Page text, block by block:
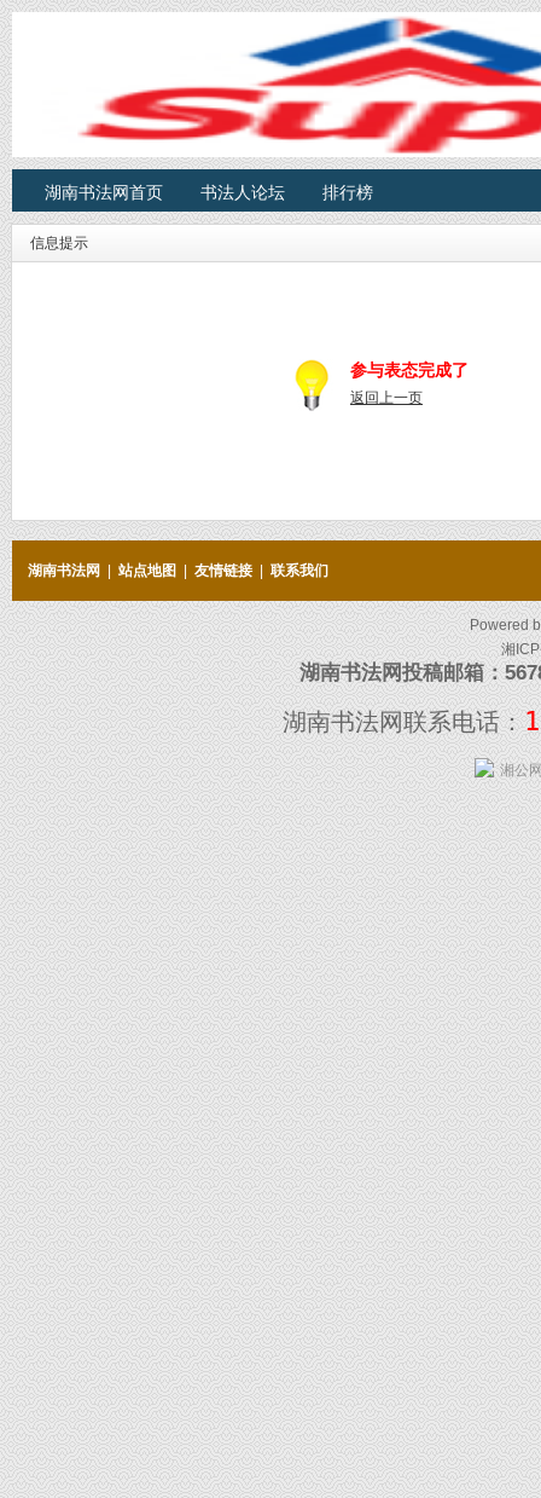
湖南书法网首页 书法人论坛 排行榜
信息提示
参与表态完成了
返回上一页
湖南书法网 站点地图 友情链接 联系我们
Powered
湘
湖南书法网投稿邮箱：
湖南书法网联系电话：
湘公